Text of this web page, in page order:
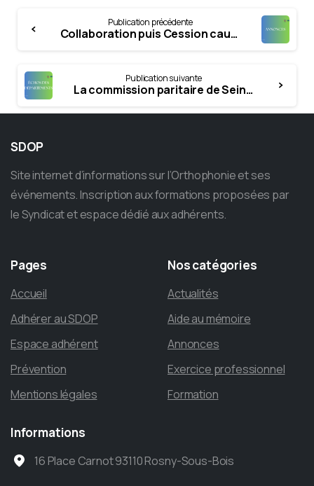
Reading
Publication précédente
Collaboration puis Cession cause départ retraite à THIAIS
Publication suivante
La commission paritaire de Seine et Marne du 29 mars 2021
SDOP
Site internet d’informations sur l’Orthophonie et ses
événements. Inscription aux formations proposées par
le Syndicat et espace dédié aux adhérents.
Pages
Accueil
Adhérer au SDOP
Espace adhérent
Prévention
Mentions légales
Noscatégories
Actualités
Aide au mémoire
Annonces
Exercice professionnel
Formation
Informations
16 Place Carnot 93110 Rosny-Sous-Bois